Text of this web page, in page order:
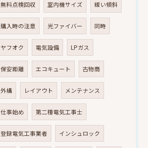
無料点検回収 室内機サイズ 緩い傾斜
購入時の注意 光ファイバー 同時
ヤフオク 電気設備 LPガス
保安距離 エコキュート 古物商
外構 レイアウト メンテナンス
仕事始め 第二種電気工事士
登録電気工事業者 インシュロック